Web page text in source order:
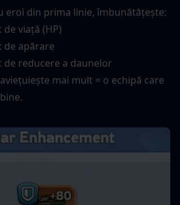
eroi din prima linie, îmbunătățește:
viață (HP)
de apărare
de reducere a daunelor
mai mult = o echipă care